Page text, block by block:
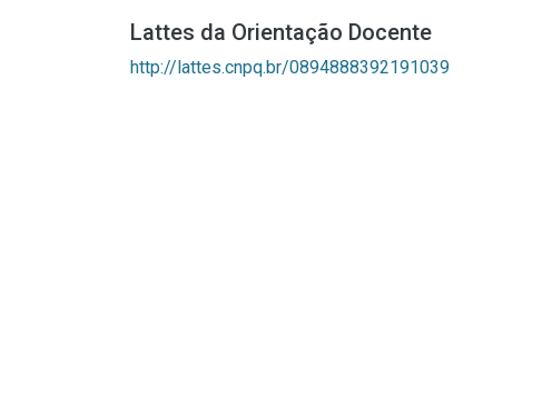
Lattes da Orientação Docente
http://lattes.cnpq.br/0894888392191039